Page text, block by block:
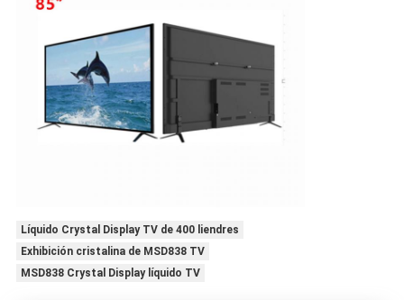
Líquido Crystal Display TV de 400 liendres
Exhibición cristalina de MSD838 TV
MSD838 Crystal Display líquido TV